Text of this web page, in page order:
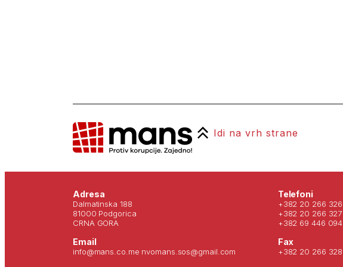
Idi na vrh strane
Adresa
Dalmatinska 188
81000 Podgorica
CRNA GORA
Email
info@mans.co.me nvomans.sos@gmail.com
Telefoni
+382 20 266 326
+382 20 266 327
+382 69 446 094
Fax
+382 20 266 328